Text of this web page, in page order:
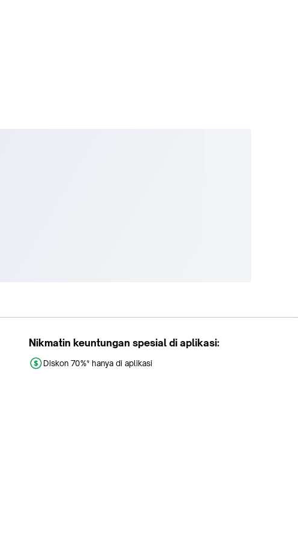
Nikmatin keuntungan spesial di aplikasi:
Diskon 70%* hanya di aplikasi